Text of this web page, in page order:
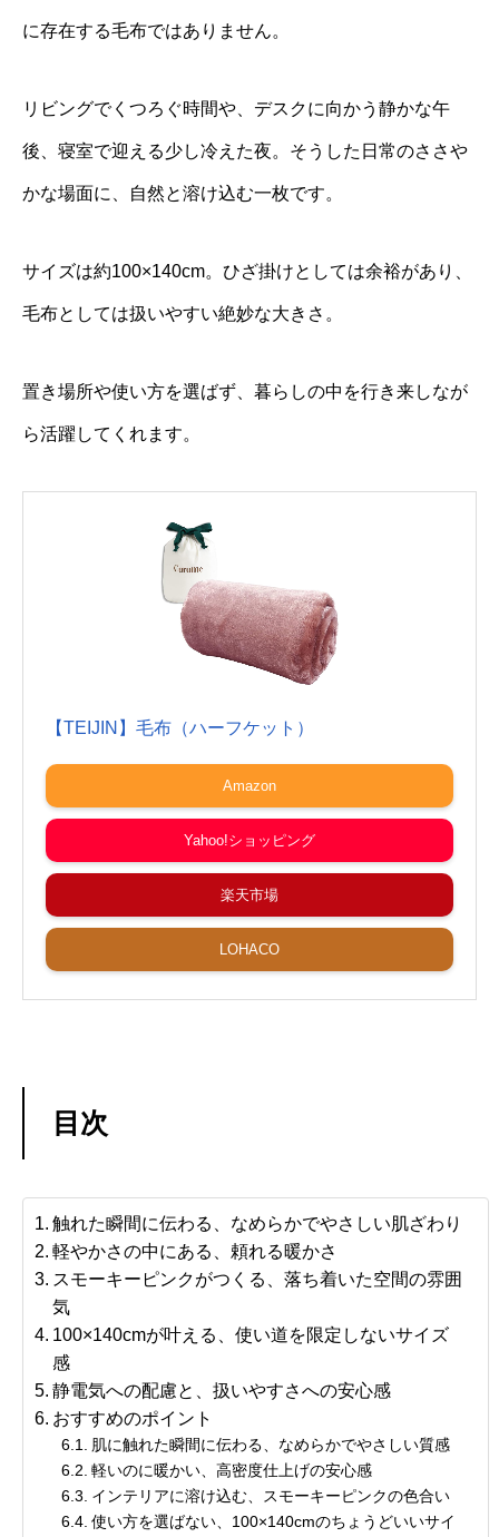
に存在する毛布ではありません。
リビングでくつろぐ時間や、デスクに向かう静かな午
後、寝室で迎える少し冷えた夜。そうした日常のささや
かな場面に、自然と溶け込む一枚です。
サイズは約100×140cm。ひざ掛けとしては余裕があり、
毛布としては扱いやすい絶妙な大きさ。
置き場所や使い方を選ばず、暮らしの中を行き来しなが
ら活躍してくれます。
【TEIJIN】毛布（ハーフケット）
Amazon
Yahoo!ショッピング
楽天市場
LOHACO
目次
触れた瞬間に伝わる、なめらかでやさしい肌ざわり
軽やかさの中にある、頼れる暖かさ
スモーキーピンクがつくる、落ち着いた空間の雰囲
気
100×140cmが叶える、使い道を限定しないサイズ
感
静電気への配慮と、扱いやすさへの安心感
おすすめのポイント
肌に触れた瞬間に伝わる、なめらかでやさしい質感
軽いのに暖かい、高密度仕上げの安心感
インテリアに溶け込む、スモーキーピンクの色合い
使い方を選ばない、100×140cmのちょうどいいサイ